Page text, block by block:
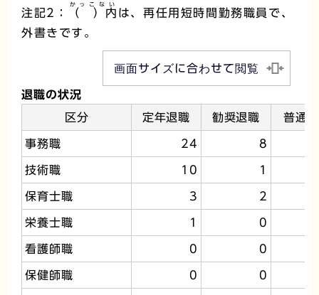
注記2：
（ ）内
かっこない
は、再任用短時間勤務職員で、
外書きです。
画面サイズに合わせて閲覧
退職の状況
区分
定年退職 勧奨退職 普通
事務職 24 8
技術職 10 1
保育士職 3 2
栄養士職 1 0
看護師職 0 0
保健師職 0 0